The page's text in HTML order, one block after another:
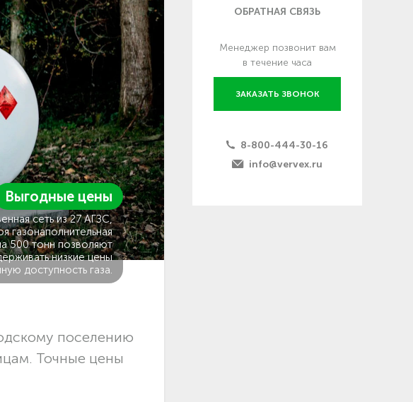
Выгодные цены
сеть из 27 АГЗС,
газонаполнительная
500 тонн позволяют
низкие цены
доступность газа.
поселению
Точные цены
ОБРАТНАЯ СВЯЗЬ
Менеджер позвонит вам
в течение часа
ЗАКАЗАТЬ ЗВОНОК
8-800-444-30-16
info@vervex.ru